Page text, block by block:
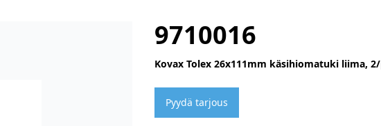
9710016
Kovax Tolex 26x111mm käsihiomatuki liima,
Pyydä tarjous